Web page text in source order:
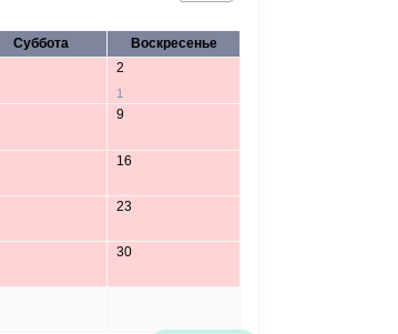
Суббота Воскресенье
2
1
9
16
23
30